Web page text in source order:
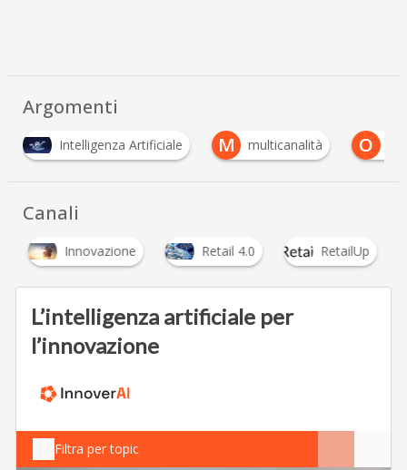
Argomenti
Intelligenza Artificiale M multicanalità O
Canali
Innovazione Retail 4.0 RetailUp
…
L’intelligenza artificiale per
l’innovazione
Filtra per topic